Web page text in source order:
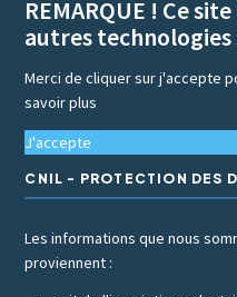
REMARQUE ! Ce
autres technologies
Merci de cliquer sur j'accepte
savoir plus
J'accepte
CNIL - PROTECTION DES
Les informations que nous
proviennent :